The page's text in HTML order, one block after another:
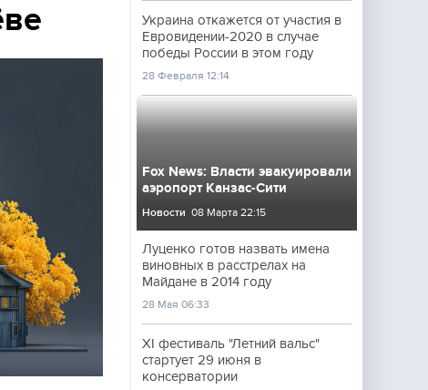
Украина откажется от участия в
Евровидении-2020 в случае
победы России в этом году
28 Февраля 12:14
Fox News: Власти эвакуировали
аэропорт Канзас-Сити
Новости 08 Марта 22:15
Луценко готов назвать имена
виновных в расстрелах на
Майдане в 2014 году
28 Мая 06:33
XI фестиваль "Летний вальс"
стартует 29 июня в
консерватории